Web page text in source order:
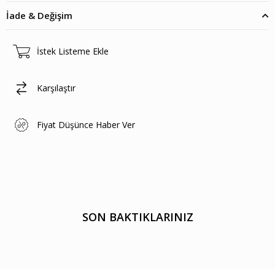
İade & Değişim
İstek Listeme Ekle
Karşılaştır
Fiyat Düşünce Haber Ver
SON BAKTIKLARINIZ